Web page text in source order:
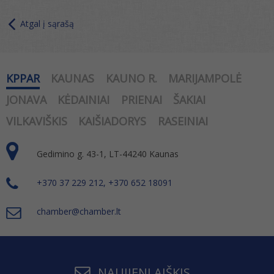
Atgal į sąrašą
KPPAR KAUNAS KAUNO R.
MARIJAMPOLĖ
JONAVA
KĖDAINIAI PRIENAI
ŠAKIAI
VILKAVIŠKIS
KAIŠIADORYS RASEINIAI
Gedimino g. 43-1, LT-44240 Kaunas
+370 37 229 212, +370 652 18091
chamber@chamber.lt